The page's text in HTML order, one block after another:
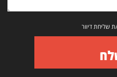
שליחת דיוור